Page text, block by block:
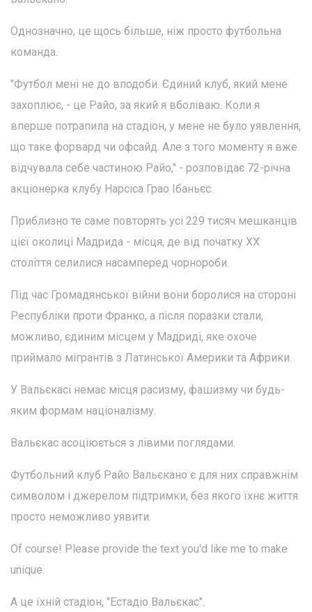
Однозначно, це щось більше, ніж просто футбольна
команда.
"Футбол мені не до вподоби. Єдиний клуб, який мене
захоплює, - це Райо, за який я вболіваю. Коли я
вперше потрапила на стадіон, у мене не було уявлення,
що таке форвард чи офсайд. Але з того моменту я вже
відчувала себе частиною Райо," - розповідає 72-річна
акціонерка клубу Нарсіса Грао Ібаньєс.
Приблизно те саме повторять усі 229 тисяч мешканців
цієї околиці Мадрида - місця, де від початку ХХ
століття селилися насамперед чорнороби.
Під час Громадянської війни вони боролися на стороні
Республіки проти Франко, а після поразки стали,
можливо, єдиним місцем у Мадриді, яке охоче
приймало мігрантів з Латинської Америки та Африки.
У Вальєкасі немає місця расизму, фашизму чи будь-
яким формам націоналізму.
Вальєкас асоціюється з лівими поглядами.
Футбольний клуб Райо Вальєкано є для них справжнім
символом і джерелом підтримки, без якого їхнє життя
просто неможливо уявити.
Of course! Please provide the text you'd like me to make
unique.
А це їхній стадіон, "Естадіо Вальєкас".